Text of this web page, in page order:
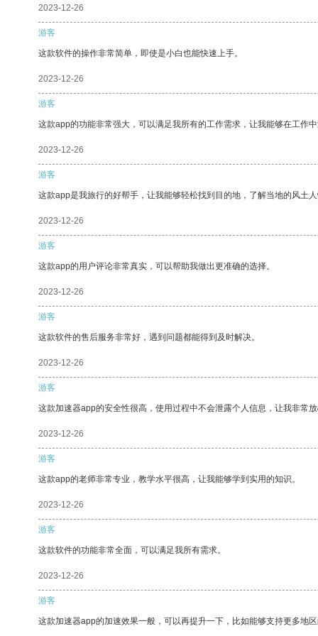
2023-12-26
游客
这款软件的操作非常简单，即使是小白也能快速上手。
2023-12-26
游客
这款app的功能非常强大，可以满足我所有的工作需求，让我能够在工作中
2023-12-26
游客
这款app是我旅行的好帮手，让我能够轻松找到目的地，了解当地的风土人
2023-12-26
游客
这款app的用户评论非常真实，可以帮助我做出更准确的选择。
2023-12-26
游客
这款软件的售后服务非常好，遇到问题都能得到及时解决。
2023-12-26
游客
这款加速器app的安全性很高，使用过程中不会泄露个人信息，让我非常放
2023-12-26
游客
这款app的老师非常专业，教学水平很高，让我能够学到实用的知识。
2023-12-26
游客
这款软件的功能非常全面，可以满足我所有需求。
2023-12-26
游客
这款加速器app的加速效果一般，可以再提升一下，比如能够支持更多地区